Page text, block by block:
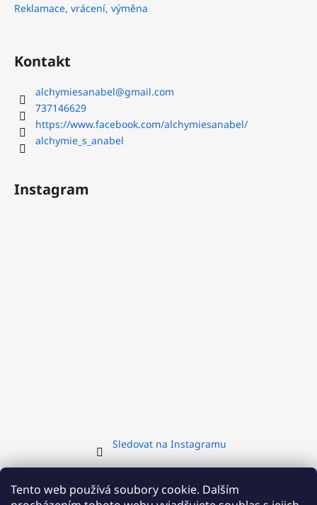
Tento web používá soubory cookie. Dalším
Reklamace, vrácení, výměna
Kontakt
alchymiesanabel@gmail.com
737146629
https://www.facebook.com/alchymiesanabel/
alchymie_s_anabel
Instagram
Sledovat na Instagramu
Přijímáme online platby